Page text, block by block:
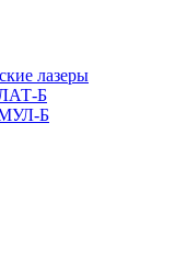
лазеры
Б
Б